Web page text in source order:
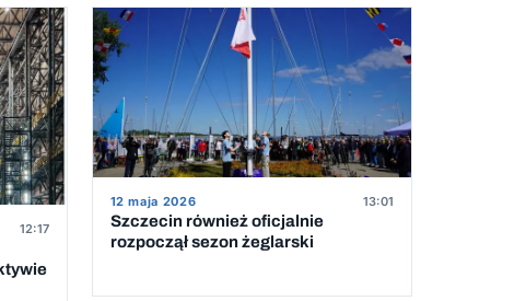
12:17
12 maja 2026 13:01
Szczecin również oficjalnie
rozpoczął sezon żeglarski